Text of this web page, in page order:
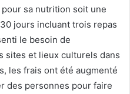
sa nutrition soit une
jours incluant trois repas
le besoin de
sites et lieux culturels dans
les frais ont été augmenté
des personnes pour faire